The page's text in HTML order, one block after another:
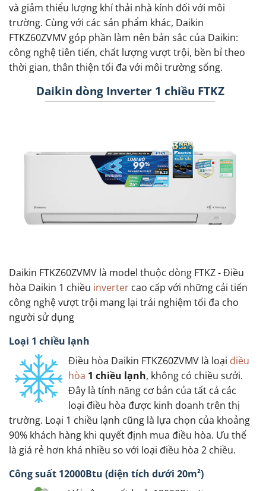
và giảm thiểu lượng khí thải nhà kính đối với môi
trường. Cùng với các sản phẩm khác, Daikin
FTKZ60ZVMV góp phần làm nên bản sắc của Daikin:
công nghệ tiên tiến, chất lượng vượt trội, bền bỉ theo
thời gian, thân thiện tối đa với môi trường sống.
Daikin dòng Inverter 1 chiều FTKZ
Daikin FTKZ60ZVMV là model thuộc dòng FTKZ - Điều
hòa Daikin 1 chiều inverter cao cấp với những cải tiến
công nghệ vượt trội mang lại trải nghiệm tối đa cho
người sử dụng
Loại 1 chiều lạnh
Điều hòa Daikin FTKZ60ZVMV là loại điều
hòa 1 chiều lạnh, không có chiều sưởi.
Đây là tính năng cơ bản của tất cả các
loại điều hòa được kinh doanh trên thị
trường. Loại 1 chiều lạnh cũng là lựa chọn của khoảng
90% khách hàng khi quyết định mua điều hòa. Ưu thế
là giá rẻ hơn khá nhiều so với loại điều hòa 2 chiều.
Công suất 12000Btu (diện tích dưới 20m²)